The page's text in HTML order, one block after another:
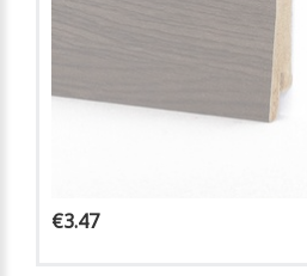
€3.47